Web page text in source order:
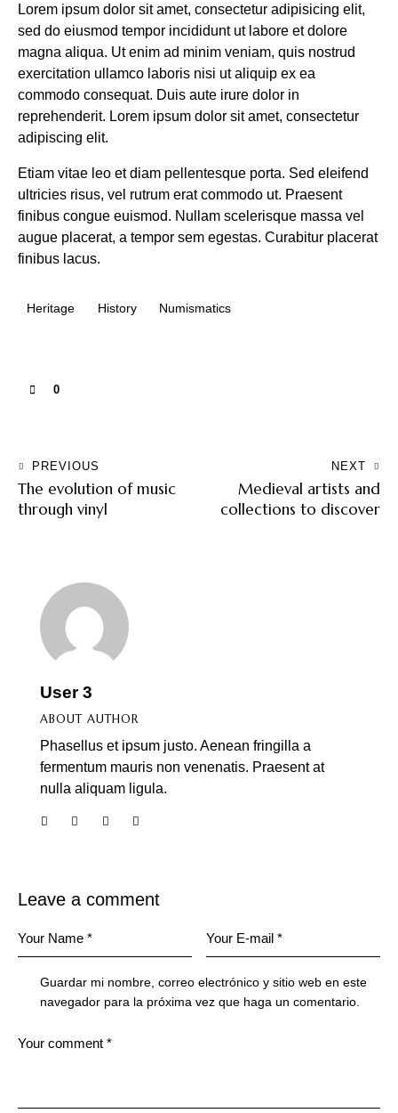
Lorem ipsum dolor sit amet, consectetur adipisicing elit,
sed do eiusmod tempor incididunt ut labore et dolore
magna aliqua. Ut enim ad minim veniam, quis nostrud
exercitation ullamco laboris nisi ut aliquip ex ea
commodo consequat. Duis aute irure dolor in
reprehenderit. Lorem ipsum dolor sit amet, consectetur
adipiscing elit.
Etiam vitae leo et diam pellentesque porta. Sed eleifend
ultricies risus, vel rutrum erat commodo ut. Praesent
finibus congue euismod. Nullam scelerisque massa vel
augue placerat, a tempor sem egestas. Curabitur placerat
finibus lacus.
Heritage History Numismatics
0
PREVIOUS
The evolution of music
through vinyl
NEXT
Medieval artists and
collections to discover
User 3
ABOUT AUTHOR
Phasellus et ipsum justo. Aenean fringilla a
fermentum mauris non venenatis. Praesent at
nulla aliquam ligula.
Leave a comment
Guardar mi nombre, correo electrónico y sitio web en este
navegador para la próxima vez que haga un comentario.